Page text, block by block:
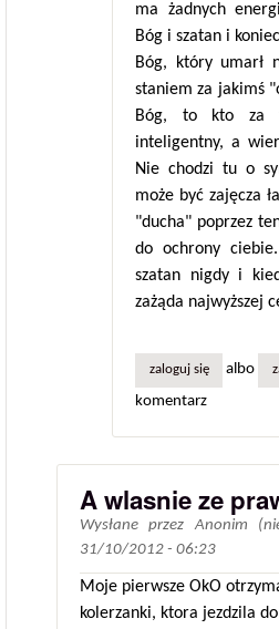
ma żadnych
Bóg i szatan i
Bóg, który umarł
staniem za jakimś
Bóg, to kto za
inteligentny, a
Nie chodzi tu o
może być zajęcza
"ducha" poprzez
do ochrony
szatan nigdy i
zażąda najwyższej
zaloguj się albo
komentarz
A wlasnie ze
Wysłane przezAnonim
31/10/2012 - 06:23
Moje pierwsze OkO
kolerzanki, ktora jezdzila